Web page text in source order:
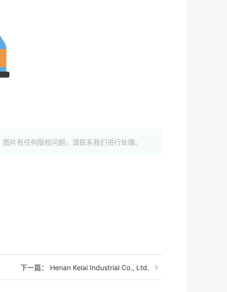
片有任何版权问题，请联系我们进行处理。
下一篇： Henan Kelai Industrial Co., Ltd.